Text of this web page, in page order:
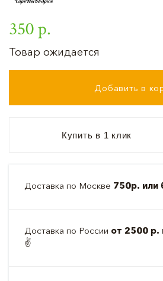
350 р.
Товар ожидается
Добавить в
Купить в 1 клик
Доставка по Москве 750р. или
Доставка по России от 2500 р.
✌️